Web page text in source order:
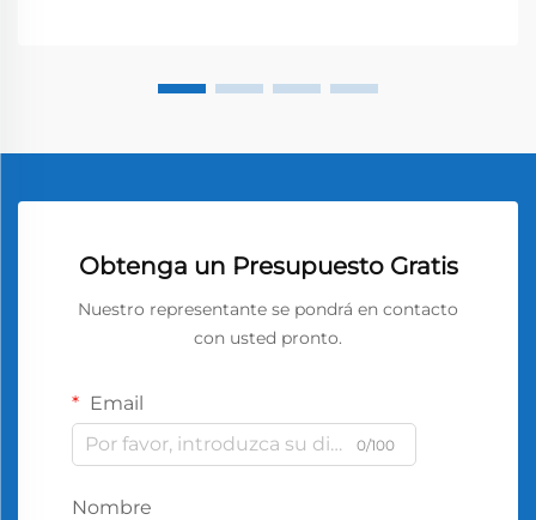
Obtenga un Presupuesto Gratis
Nuestro representante se pondrá en contacto
con usted pronto.
Email
0/100
Nombre